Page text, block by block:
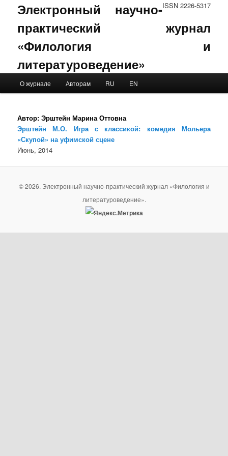
ISSN 2226-5317
Электронный научно-
практический журнал
«Филология и
литературоведение»
Skip to primary content
Skip to secondary content
О журнале Авторам RU EN
Автор: Эрштейн Марина Оттовна
Эрштейн М.О. Игра с классикой: комедия Мольера
«Скупой» на уфимской сцене
Июнь, 2014
© 2026. Электронный научно-практический журнал «Филология и
литературоведение».